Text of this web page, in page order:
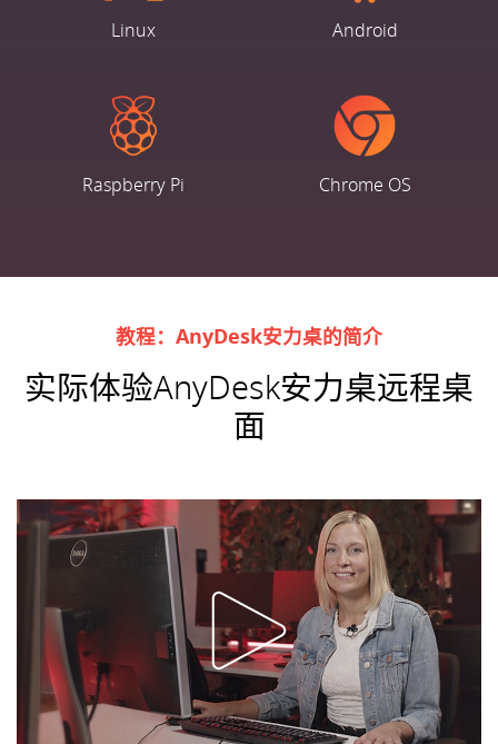
Linux Android
Raspberry Pi Chrome OS
教程：AnyDesk安力桌的简介
实际体验AnyDesk安力桌远程桌
面